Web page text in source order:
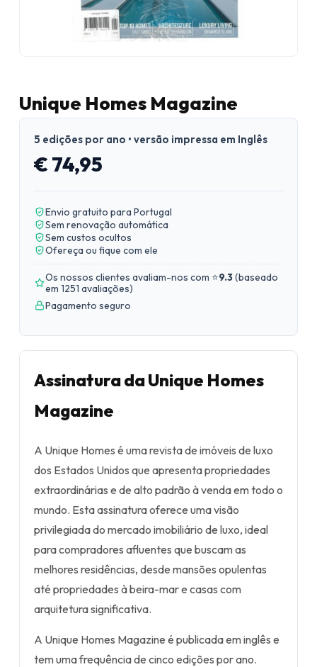
Unique Homes Magazine
5 edições por ano • versão impressa em Inglês
€ 74,95
Envio gratuito para Portugal
Sem renovação automática
Sem custos ocultos
Ofereça ou fique com ele
Os nossos clientes avaliam-nos com ⭐9.3(baseado
em 1251 avaliações)
Pagamento seguro
Assinatura da Unique Homes
Magazine
A Unique Homes é uma revista de imóveis de luxo
dos Estados Unidos que apresenta propriedades
extraordinárias e de alto padrão à venda em todo o
mundo. Esta assinatura oferece uma visão
privilegiada do mercado imobiliário de luxo, ideal
para compradores afluentes que buscam as
melhores residências, desde mansões opulentas
até propriedades à beira-mar e casas com
arquitetura significativa.
A Unique Homes Magazine é publicada em inglês e
tem uma frequência de cinco edições por ano.